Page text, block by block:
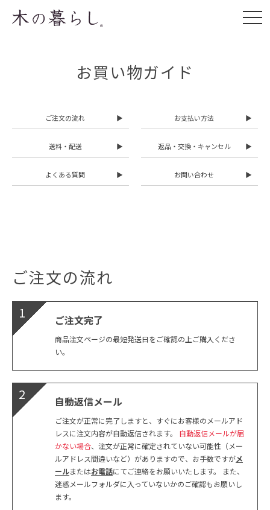
お買い物ガイド
ご注文の流れ ▶ お支払い方法 ▶
送料・配送 ▶ 返品・交換・キャンセル ▶
よくある質問 ▶ お問い合わせ ▶
ご注文の流れ
1 ご注文完了
商品注文ページの最短発送日をご確認の上ご購入くださ
い。
2 自動返信メール
ご注文が正常に完了しますと、すぐにお客様のメールアド
レスに注文内容が自動返信されます。 自動返信メールが届
かない場合、注文が正常に確定されていない可能性（メー
ルアドレス間違いなど）がありますので、お手数ですがメ
ールまたはお電話にてご連絡をお願いいたします。 また、
迷惑メールフォルダに入っていないかのご確認もお願いし
ます。